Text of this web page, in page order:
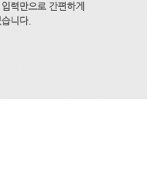
력만으로 간편하게
니다.